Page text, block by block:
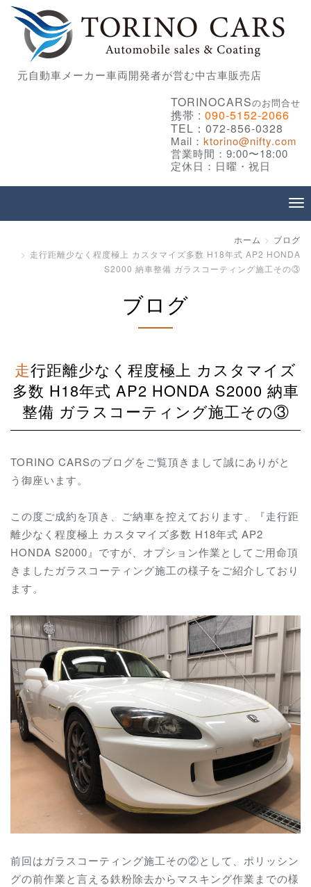
元自動車メーカー車両開発者が営む中古車販売店
TORINOCARSのお問合せ
携帯 : 090-5152-2066
TEL：072-856-0328
Mail： ktorino@nifty.com
営業時間：9:00〜18:00
定休日：日曜・祝日
ホーム
ブログ
走行距離少なく程度極上 カスタマイズ多数 H18年式 AP2 HONDA
S2000 納車整備 ガラスコーティング施工その③
ブログ
走行距離少なく程度極上 カスタマイズ
多数 H18年式 AP2 HONDA S2000 納車
整備 ガラスコーティング施工その③
TORINO CARSのブログをご覧頂きまして誠にありがと
う御座います。
この度ご成約を頂き、ご納車を控えております、『走行距
離少なく程度極上 カスタマイズ多数 H18年式 AP2
HONDA S2000』ですが、オプション作業としてご用命頂
きましたガラスコーティング施工の様子をご紹介しており
ます。
前回はガラスコーティング施工その②として、ポリッシン
グの前作業と言える鉄粉除去からマスキング作業までの様